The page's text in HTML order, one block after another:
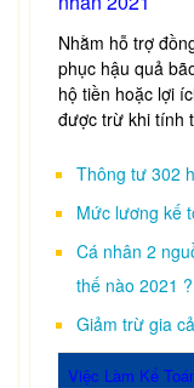
Nhằm hỗ trợ
phục hậu quả
hộ tiền hoặc lợi
được trừ khi tính
Thông tư 302
Mức lương kế
Cá nhân 2
thế nào 2021 ?
Giảm trừ gia
Việc Làm Kế